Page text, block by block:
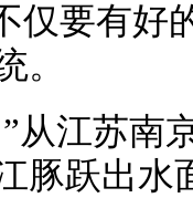
仅要有好
。
从江苏南
豚跃出水